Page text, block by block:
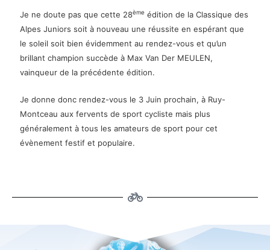
Je ne doute pas que cette 28ème édition de la Classique des
Alpes Juniors soit à nouveau une réussite en espérant que
le soleil soit bien évidemment au rendez-vous et qu’un
brillant champion succède à Max Van Der MEULEN,
vainqueur de la précédente édition.
Je donne donc rendez-vous le 3 Juin prochain, à Ruy-
Montceau aux fervents de sport cycliste mais plus
généralement à tous les amateurs de sport pour cet
évènement festif et populaire.